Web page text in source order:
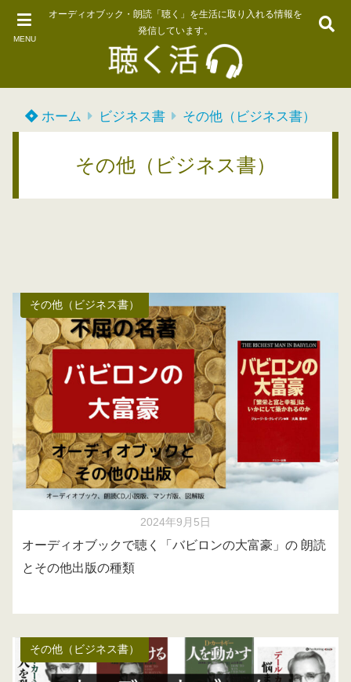
MENU
オーディオブック・朗読「聴く」を生活に取り入れる情報を
発信しています。
ホーム ビジネス書 その他（ビジネス書）
その他（ビジネス書）
その他（ビジネス書）
2024年9月5日
オーディオブックで聴く「バビロンの大富豪」の 朗読
とその他出版の種類
その他（ビジネス書）